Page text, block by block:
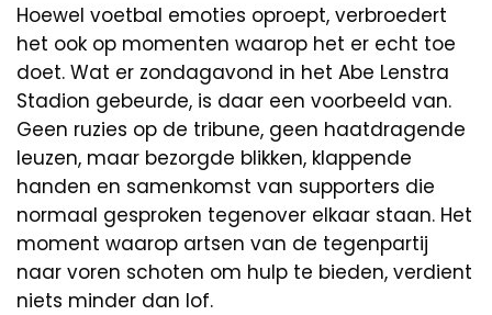
Hoewel voetbal emoties oproept, verbroedert
het ook op momenten waarop het er echt toe
doet. Wat er zondagavond in het Abe Lenstra
Stadion gebeurde, is daar een voorbeeld van.
Geen ruzies op de tribune, geen haatdragende
leuzen, maar bezorgde blikken, klappende
handen en samenkomst van supporters die
normaal gesproken tegenover elkaar staan. Het
moment waarop artsen van de tegenpartij
naar voren schoten om hulp te bieden, verdient
niets minder dan lof.